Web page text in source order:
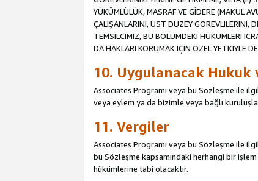
YÜKÜMLÜLÜK, MASRAF VE GİDERE (MAKUL
ÇALIŞANLARINI, ÜST DÜZEY GÖREVLİLERİNİ,
TEMSİLCİMİZ, BU BÖLÜMDEKİ HÜKÜMLERİ
DA HAKLARI KORUMAK İÇİN ÖZEL YETKİYLE
10. Uygulanacak Hukuk
Associates Programı veya bu Sözleşme ile
veya eylem ya da bizimle veya bağlı
11. Vergiler
Associates Programı veya bu Sözleşme ile
bu Sözleşme kapsamındaki herhangi bir
hükümlerine tabi olacaktır.